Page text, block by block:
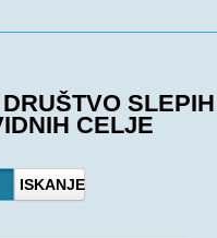
SLEPIH
CELJE
ISKANJE